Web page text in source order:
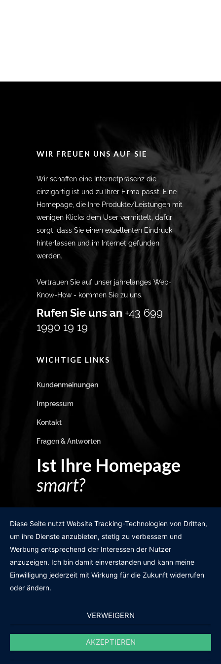
WIR FREUEN UNS AUF SIE
Wir schaffen eine Internetpräsenz die
einzigartig ist und zu Ihrer Firma passt. Eine
Homepage, die Ihre Produkte/Leistungen mit
wenigen Klicks dem User vermittelt, dafür
sorgt, dass Sie einen exzellenten Eindruck
hinterlassen und im Internet gefunden
werden.
Vertrauen Sie auf unser jahrelanges Web-
Know-How - kommen Sie zu uns.
Rufen Sie uns an +43 699
1990 19 19
WICHTIGE LINKS
Kundenmeinungen
Impressum
Kontakt
Fragen & Antworten
Ist Ihre Homepage
smart?
GRATIS WEBSITE-CHECK
des19n.at|iwant@des19n.at
Diese Seite nutzt Website Tracking-Technologien von Dritten,
um ihre Dienste anzubieten, stetig zu verbessern und
Werbung entsprechend der Interessen der Nutzer
anzuzeigen. Ich bin damit einverstanden und kann meine
Einwilligung jederzeit mit Wirkung für die Zukunft widerrufen
oder ändern.
VERWEIGERN
AKZEPTIEREN